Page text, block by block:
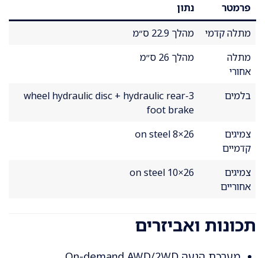
פרמטר
נתון
מתלה קדמי
מהלך 22.9 ס״מ
מתלה
אחורי
מהלך 26 ס״מ
בלמים
3-wheel hydraulic disc + hydraulic rear
foot brake
צמיגים
קדמיים
26×8 on steel
צמיגים
אחוריים
26×10 on steel
תכונות ואביזרים